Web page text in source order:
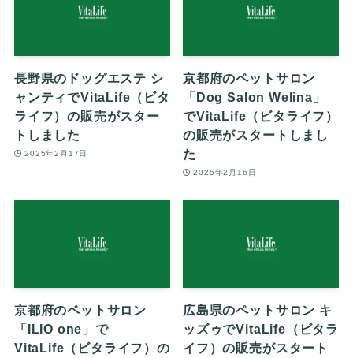
長野県のドッグエステ シ
ャンティでVitaLife（ビタ
ライフ）の販売がスター
トしました
2025年2月17日
京都府のペットサロン
「Dog Salon Welina」
でVitaLife（ビタライフ）
の販売がスタートしまし
た
2025年2月16日
京都府のペットサロン
「ILIO one」で
VitaLife（ビタライフ）の
広島県のペットサロン キ
ッズゥでVitaLife（ビタラ
イフ）の販売がスタート